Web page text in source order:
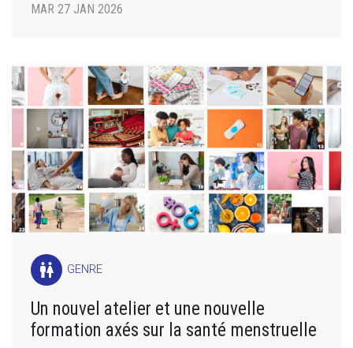
MAR 27 JAN 2026
wc GENRE
Un nouvel atelier et une nouvelle
formation axés sur la santé menstruelle